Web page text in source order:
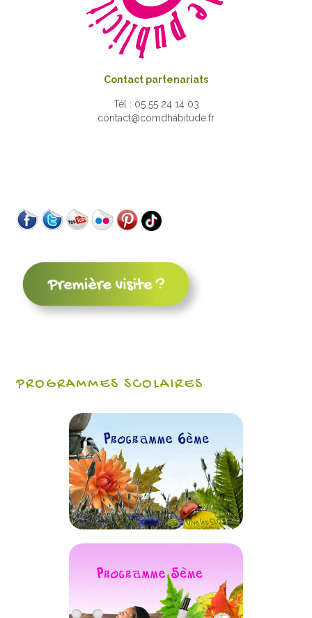
Contact partenariats
Tél : 05 55 24 14 03
contact@comdhabitude.fr
PROGRAMMES SCOLAIRES